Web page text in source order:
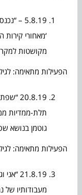
5.8.19
‘מאחורי קירות
מקושטות
הפעילות מתאימה: לגילאי
תלת-ממדיות
גוטמן בנושא
הפעילות מתאימה: לגילאי
מעבודותיו של